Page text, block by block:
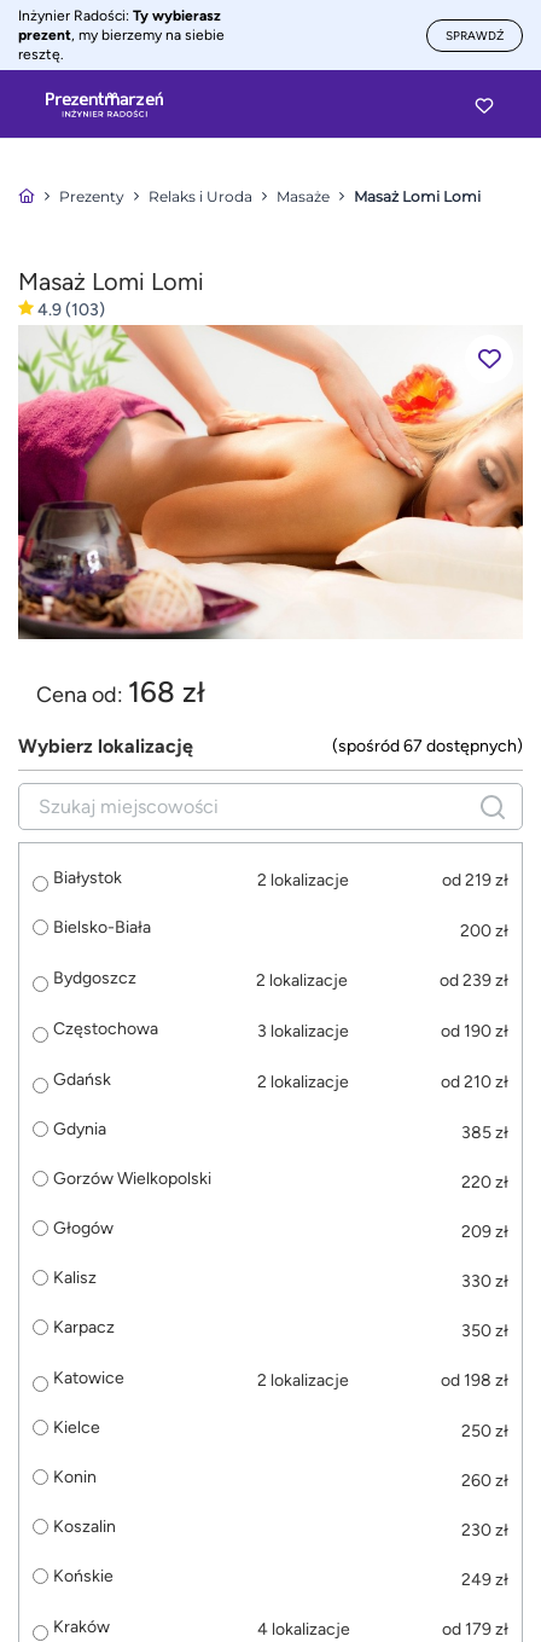
Inżynier Radości: Ty wybierasz
prezent, my bierzemy na siebie
resztę.
SPRAWDŹ
Prezenty Relaks i Uroda Masaże Masaż Lomi Lomi
Masaż Lomi Lomi
4.9(103)
Cena od: 168 zł
Wybierz lokalizację (spośród 67 dostępnych)
Białystok 2 lokalizacje od 219 zł
Bielsko-Biała 200 zł
Bydgoszcz 2 lokalizacje od 239 zł
Częstochowa 3 lokalizacje od 190 zł
Gdańsk 2 lokalizacje od 210 zł
Gdynia 385 zł
Gorzów Wielkopolski 220 zł
Głogów 209 zł
Kalisz 330 zł
Karpacz 350 zł
Katowice 2 lokalizacje od 198 zł
Kielce 250 zł
Konin 260 zł
Koszalin 230 zł
Końskie 249 zł
Kraków 4 lokalizacje od 179 zł